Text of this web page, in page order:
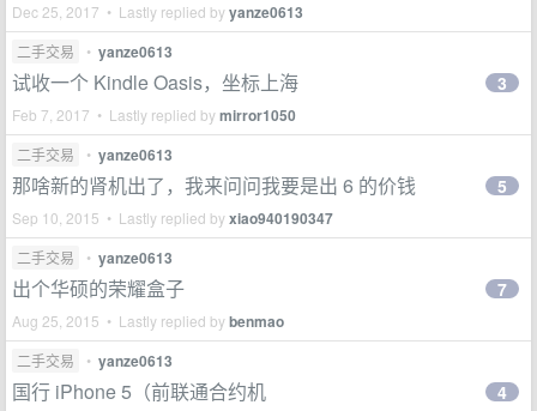
Dec 25, 2017 • Lastly replied byyanze0613
二手交易 • yanze0613
试收一个 Kindle Oasis，坐标上海
Feb 7, 2017 • Lastly replied bymirror1050
3
二手交易 • yanze0613
那啥新的肾机出了，我来问问我要是出 6 的价钱
Sep 10, 2015 • Lastly replied byxiao940190347
5
二手交易 • yanze0613
出个华硕的荣耀盒子
Aug 25, 2015 • Lastly replied bybenmao
7
二手交易 • yanze0613
国行 iPhone 5（前联通合约机 4